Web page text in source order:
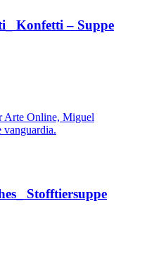
Konfetti – Suppe
Stofftiersuppe